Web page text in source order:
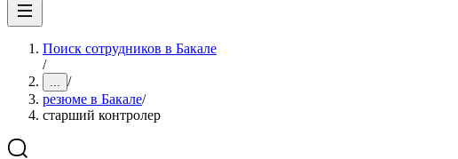
Поиск сотрудников в Бакале
/
... /
резюме в Бакале/
старший контролер